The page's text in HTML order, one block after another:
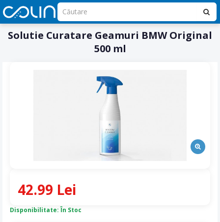
Solutie Curatare Geamuri BMW Original
500 ml
Disponibilitate: În Stoc
42.99 Lei